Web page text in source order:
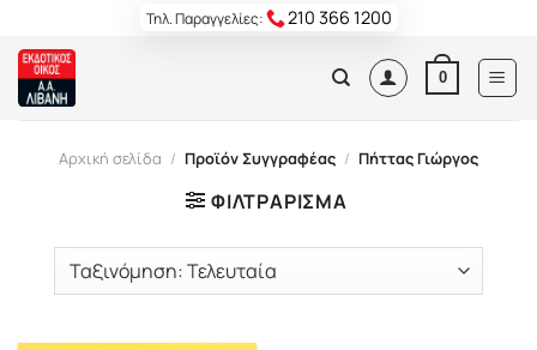
content
Τηλ. Παραγγελίες: 210 366 1200
0
Αρχική σελίδα / Προϊόν Συγγραφέας / Πήττας Γιώργος
ΦΙΛΤΡΆΡΙΣΜΑ